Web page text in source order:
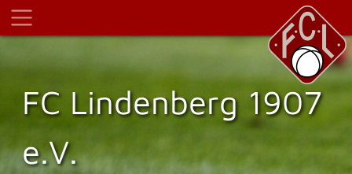
FC Lindenberg 1907
e.V.